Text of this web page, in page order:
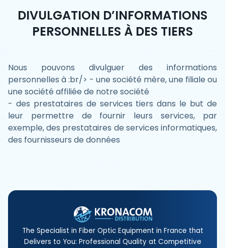
DIVULGATION D’INFORMATIONS
PERSONNELLES À DES TIERS
Nous pouvons divulguer des informations
personnelles à :br/> - une société mère, une filiale ou
une société affiliée de notre société
- des prestataires de services tiers dans le but de
leur permettre de fournir leurs services, par
exemple, des prestataires de services informatiques,
des fournisseurs de données
The Specialist in Fiber Optic Equipment in France that
Delivers to You: Professional Quality at Competitive